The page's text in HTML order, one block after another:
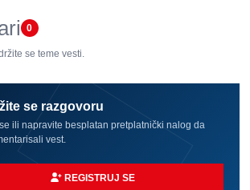
0
se teme vesti.
se razgovoru
ili napravite besplatan pretplatnički nalog da
vest.
REGISTRUJ SE